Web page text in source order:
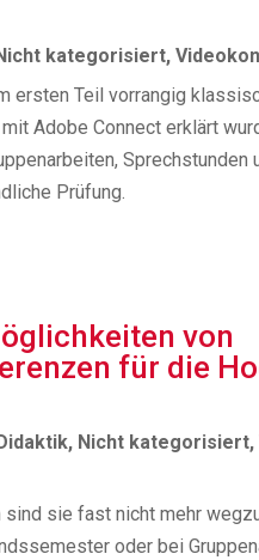
kategorisiert,
ersten Teil vorrangig
Adobe Connect erklärt
Sprechstunden
Prüfung.
von
für die
Didaktik, Nicht kategorisiert,
sind sie fast nicht mehr
oder bei